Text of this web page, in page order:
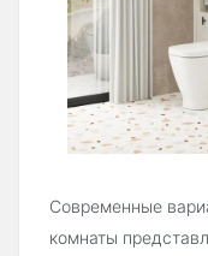
Современные
комнаты